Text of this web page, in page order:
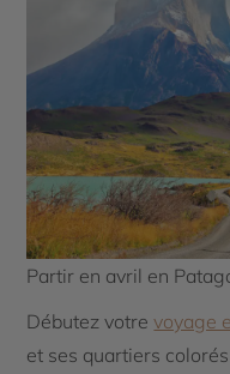
Partir en avril en
Débutez votrevoyage
et ses quartiers